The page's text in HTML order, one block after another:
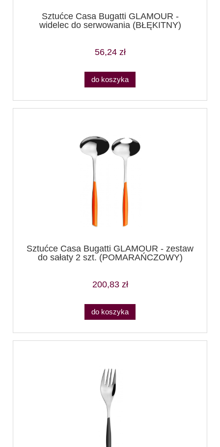
Sztućce Casa Bugatti GLAMOUR -
widelec do serwowania (BŁĘKITNY)
56,24 zł
do koszyka
Sztućce Casa Bugatti GLAMOUR - zestaw
do sałaty 2 szt. (POMARAŃCZOWY)
200,83 zł
do koszyka